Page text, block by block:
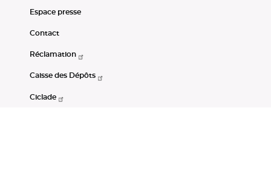
Espace presse
Contact
Réclamation
Caisse des Dépôts
Ciclade